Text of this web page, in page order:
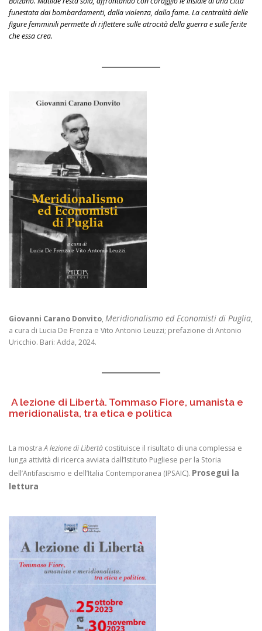
funestata dai bombardamenti, dalla violenza, dalla fame. La centralità delle
figure femminili permette di riflettere sulle atrocità della guerra e sulle ferite
che essa crea.
Giovanni Carano Donvito, Meridionalismo ed Economisti di Puglia,
a cura di Lucia De Frenza e Vito Antonio Leuzzi; prefazione di Antonio
Uricchio. Bari: Adda, 2024.
A lezione di Libertà. Tommaso Fiore, umanista e
meridionalista, tra etica e politica
La mostraA lezione di Libertà costituisce il risultato di una complessa e
lunga attività di ricerca avviata dall’Istituto Pugliese per la Storia
dell’Antifascismo e dell’Italia Contemporanea (IPSAIC). Prosegui la
lettura